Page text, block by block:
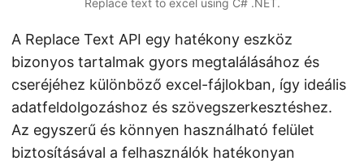
A Replace Text API egy hatékony eszköz
bizonyos tartalmak gyors megtalálásához és
cseréjéhez különböző excel-fájlokban, így ideális
adatfeldolgozáshoz és szövegszerkesztéshez.
Az egyszerű és könnyen használható felület
biztosításával a felhasználók hatékonyan